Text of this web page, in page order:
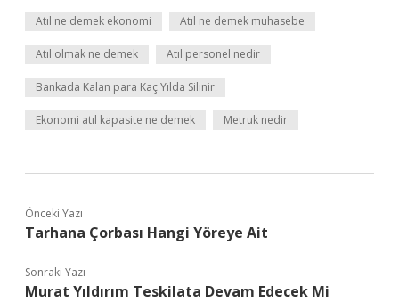
Atıl ne demek ekonomi Atıl ne demek muhasebe
Atıl olmak ne demek Atıl personel nedir
Bankada Kalan para Kaç Yılda Silinir
Ekonomi atıl kapasite ne demek Metruk nedir
Önceki Yazı
Tarhana Çorbası Hangi Yöreye Ait
Sonraki Yazı
Murat Yıldırım Teskilata Devam Edecek Mi